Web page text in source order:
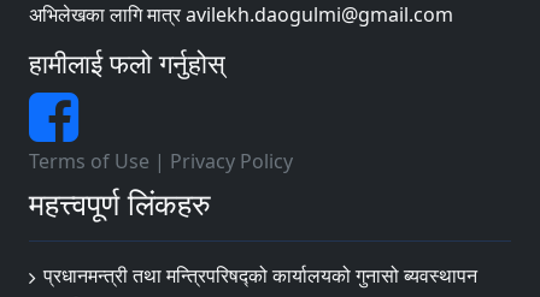
अभिलेखका लागि मात्र avilekh.daogulmi@gmail.com
हामीलाई फलो गर्नुहोस्
Terms of Use | Privacy Policy
महत्त्वपूर्ण लिंकहरु
प्रधानमन्त्री तथा मन्त्रिपरिषद्को कार्यालयको गुनासो ब्यवस्थापन